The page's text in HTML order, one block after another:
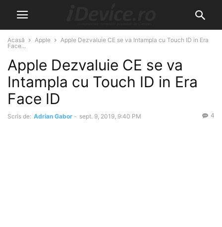
Acasă Apple
Apple Dezvaluie CE se va Intampla cu Touch ID in Era
Face...
Apple Dezvaluie CE se va
Intampla cu Touch ID in Era
Face ID
Scris de: Adrian Gabor - sept. 9, 2019, 9:40 PM 4